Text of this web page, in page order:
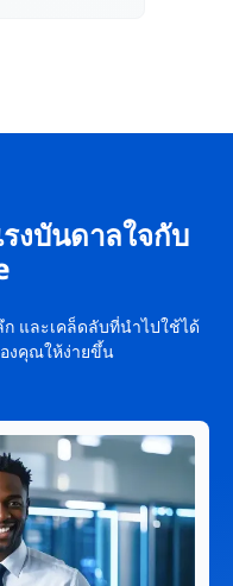
งบันดาลใจกับ
และเคล็ดลับที่นำไปใช้ได้
งคุณให้ง่ายขึ้น